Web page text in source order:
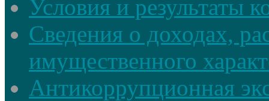
Условия и результаты
Сведения о доходах,
имущественного
Антикоррупционная